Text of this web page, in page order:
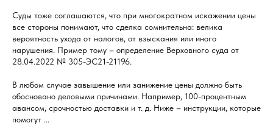
Суды тоже соглашаются, что при многократном искажении цены
все стороны понимают, что сделка сомнительна: велика
вероятность ухода от налогов, от взыскания или иного
нарушения. Пример тому – определение Верховного суда от
28.04.2022 № 305-ЭС21-21196.
В любом случае завышение или занижение цены должно быть
обосновано деловыми причинами. Например, 100-процентным
авансом, срочностью доставки и т. д. Ниже – инструкции, которые
помогут ...